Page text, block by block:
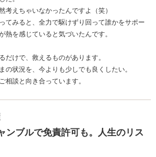
考えちゃいなかったんですよ（笑）
てみると、全力で駆けずり回って誰かをサポー
熱を感じていると気づいたんです。
だけで、救えるものがあります。
の状況を、今よりも少しでも良くしたい。
相談と向き合っています。
ンブルで免責許可も。人生のリス